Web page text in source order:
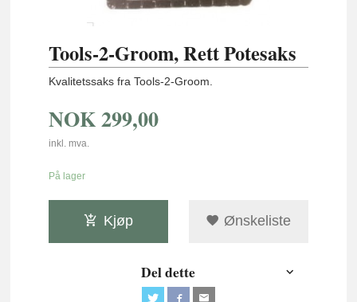
Tools-2-Groom, Rett Potesaks
Kvalitetssaks fra Tools-2-Groom.
NOK299,00
inkl. mva.
På lager
Kjøp Ønskeliste
Del dette